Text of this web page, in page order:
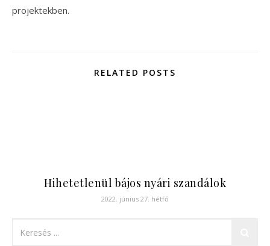
projektekben.
RELATED POSTS
Hihetetlenül bájos nyári szandálok
2022. június 27. hétfő